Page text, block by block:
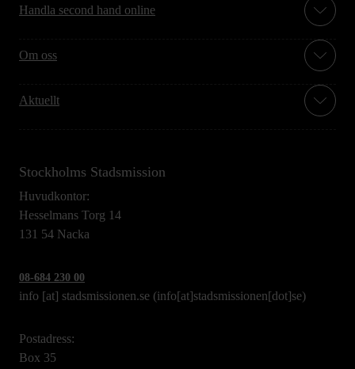
Handla second hand online
Om oss
Aktuellt
Stockholms Stadsmission
Huvudkontor:
Hesselmans Torg 14
131 54 Nacka
08-684 230 00
info [at] stadsmissionen.se (info[at]stadsmissionen[dot]se)
Postadress:
Box 35